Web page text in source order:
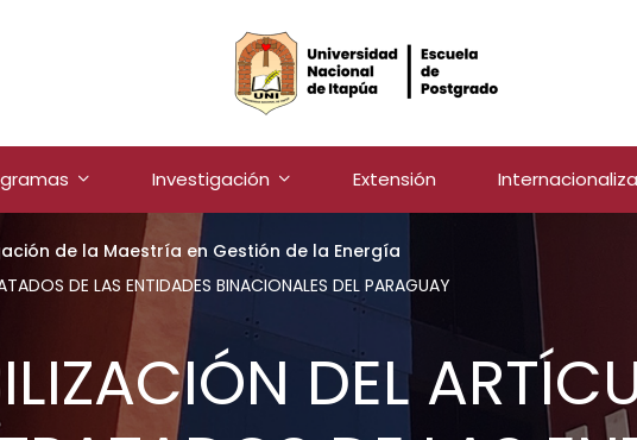
Investigación Extensión
de la Maestría en Gestión de la Energía
DE LAS ENTIDADES BINACIONALES DEL PARAGUAY
DEL